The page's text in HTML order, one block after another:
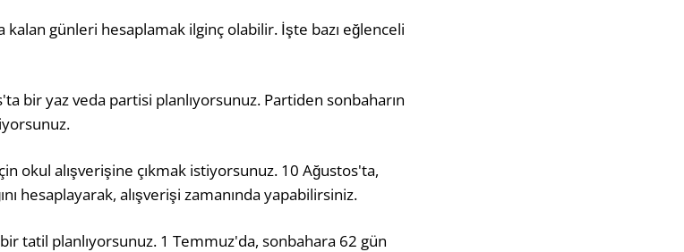
kalan günleri hesaplamak ilginç olabilir. İşte bazı eğlenceli
bir yaz veda partisi planlıyorsunuz. Partiden sonbaharın
okul alışverişine çıkmak istiyorsunuz. 10 Ağustos'ta,
hesaplayarak, alışverişi zamanında yapabilirsiniz.
tatil planlıyorsunuz. 1 Temmuz'da, sonbahara 62 gün